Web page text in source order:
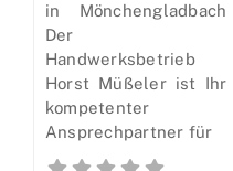
in Mönchengladbach
Der
Handwerksbetrieb
Horst Müßeler ist Ihr
kompetenter
Ansprechpartner für